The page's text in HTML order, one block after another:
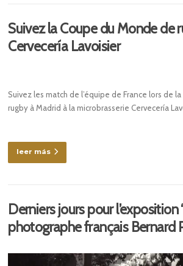
Suivez la Coupe du Monde de
Cervecería Lavoisier
Suivez les match de l’équipe de France lors de
rugby à Madrid à la microbrasserie Cervecería
leer más
Derniers jours pour l’exposition
photographe français Bernard